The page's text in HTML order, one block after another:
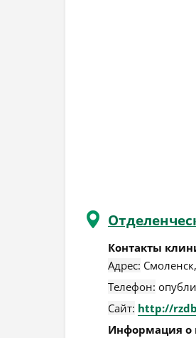
Контакты
Адрес: Смоленск,
Телефон:
Сайт: http://
Информация о